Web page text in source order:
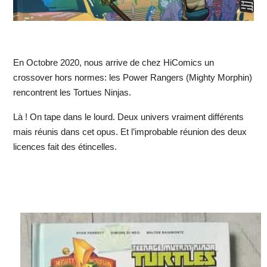
En Octobre 2020, nous arrive de chez HiComics un
crossover hors normes: les Power Rangers (Mighty Morphin)
rencontrent les Tortues Ninjas.
Là ! On tape dans le lourd. Deux univers vraiment différents
mais réunis dans cet opus. Et l’improbable réunion des deux
licences fait des étincelles.